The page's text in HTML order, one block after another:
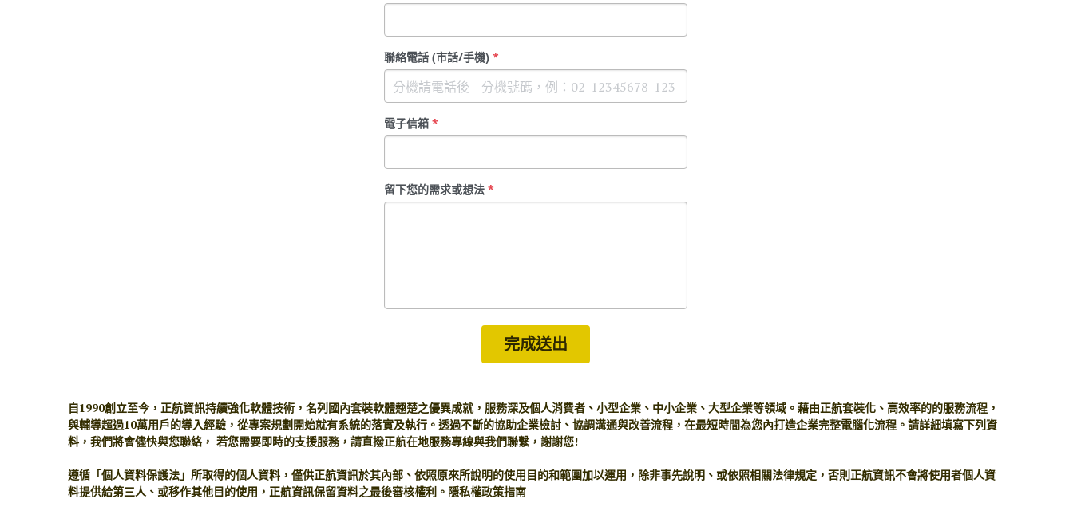
聯絡電話 (市話/手機) *
電子信箱 *
留下您的需求或想法 *
完成送出
自1990創立至今，正航資訊持續強化軟體技術，名列國內套裝軟體翹楚之優異成就，服務深及個人消費者、小型企業、中小企業、大型企業等領域。藉由正航套裝化、高效率的的服務流程，
與輔導超過10萬用戶的導入經驗，從專案規劃開始就有系統的落實及執行。透過不斷的協助企業檢討、協調溝通與改善流程，在最短時間為您內打造企業完整電腦化流程。請詳細填寫下列資
料，我們將會儘快與您聯絡， 若您需要即時的支援服務，請直撥正航在地服務專線與我們聯繫，謝謝您!
遵循「個人資料保護法」所取得的個人資料，僅供正航資訊於其內部、依照原來所說明的使用目的和範圍加以運用，除非事先說明、或依照相關法律規定，否則正航資訊不會將使用者個人資
料提供給第三人、或移作其他目的使用，正航資訊保留資料之最後審核權利。隱私權政策指南